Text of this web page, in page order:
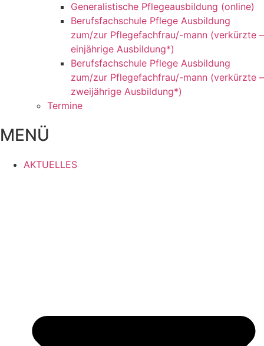
Generalistische Pflegeausbildung (online)
Berufsfachschule Pflege Ausbildung
zum/zur Pflegefachfrau/-mann (verkürzte –
einjährige Ausbildung*)
Berufsfachschule Pflege Ausbildung
zum/zur Pflegefachfrau/-mann (verkürzte –
zweijährige Ausbildung*)
Termine
MENÜ
AKTUELLES